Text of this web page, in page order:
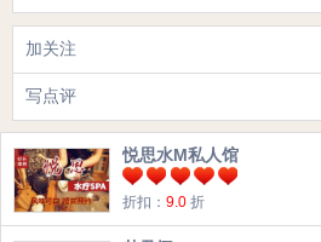
加关注
写点评
悦思水M私人馆
折扣： 9.0 折